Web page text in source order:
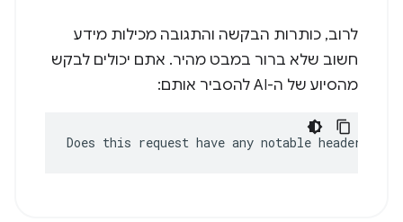
לרוב, כותרות הבקשה והתגובה מכילות מידע
חשוב שלא ברור במבט מהיר. אתם יכולים לבקש
מהסיוע של ה-AI להסביר אותם:
Does this request have any notable headers?